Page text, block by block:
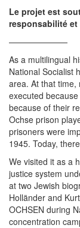
Le projet est
responsabilité et
———————
As a multilingual
National Socialist
area. At that time,
executed
because of their
Ochse prison
prisoners were
1945. Today,
We visited it as a
justice system
at two Jewish
Holländer and
OCHSEN during
concentration